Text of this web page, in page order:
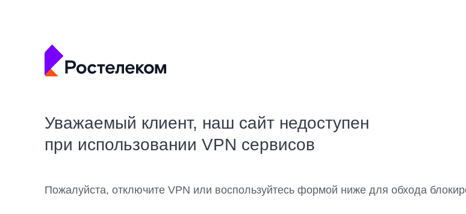
Уважаемый клиент, наш сайт недоступен
при использовании VPN сервисов
Пожалуйста, отключите VPN или воспользуйтесь формой ниже для обхода